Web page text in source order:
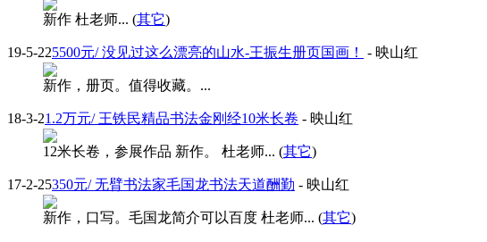
新作 杜老师... (其它)
19-5-225500元/ 没见过这么漂亮的山水-王振生册页国画！ - 映山红
新作，册页。值得收藏。...
18-3-21.2万元/ 王铁民精品书法金刚经10米长卷 - 映山红
12米长卷，参展作品 新作。 杜老师... (其它)
17-2-25350元/ 无臂书法家毛国龙书法天道酬勤 - 映山红
新作，口写。毛国龙简介可以百度 杜老师... (其它)